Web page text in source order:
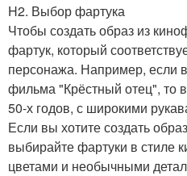
H2. Выбор фартука
Чтобы создать образ из
фартук, который
персонажа. Например, если
фильма "Крёстный отец", то
50-х годов, с широкими
Если вы хотите создать
выбирайте фартуки в стиле
цветами и необычными